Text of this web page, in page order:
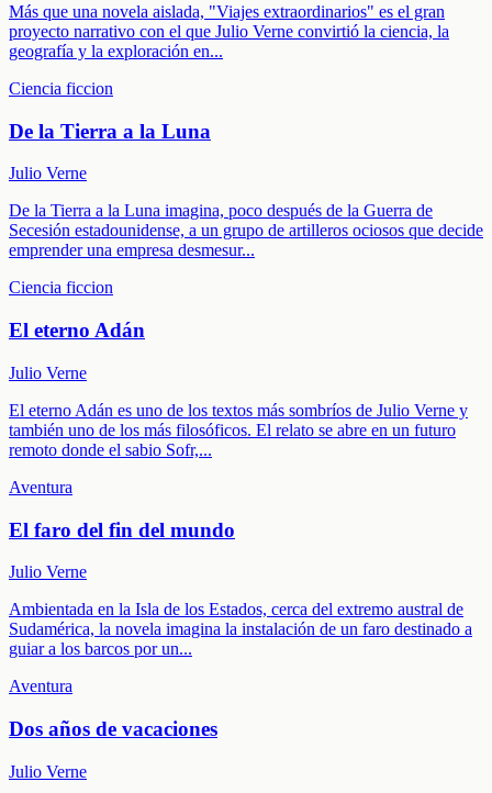
Más que una novela aislada, "Viajes extraordinarios" es el gran
proyecto narrativo con el que Julio Verne convirtió la ciencia, la
geografía y la exploración en...
Ciencia ficcion
De la Tierra a la Luna
Julio Verne
De la Tierra a la Luna imagina, poco después de la Guerra de
Secesión estadounidense, a un grupo de artilleros ociosos que decide
emprender una empresa desmesur...
Ciencia ficcion
El eterno Adán
Julio Verne
El eterno Adán es uno de los textos más sombríos de Julio Verne y
también uno de los más filosóficos. El relato se abre en un futuro
remoto donde el sabio Sofr,...
Aventura
El faro del fin del mundo
Julio Verne
Ambientada en la Isla de los Estados, cerca del extremo austral de
Sudamérica, la novela imagina la instalación de un faro destinado a
guiar a los barcos por un...
Aventura
Dos años de vacaciones
Julio Verne